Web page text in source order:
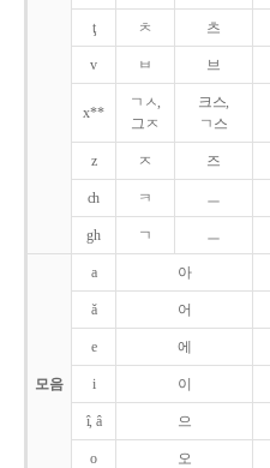
ţ ㅊ 츠
v ㅂ 브
x**
ㄱㅅ,
그ㅈ
크스,
ㄱ스
z ㅈ 즈
ch ㅋ ㅡ
gh ㄱ ㅡ
모음
a 아
ǎ 어
e 에
i 이
î, â 으
o 오